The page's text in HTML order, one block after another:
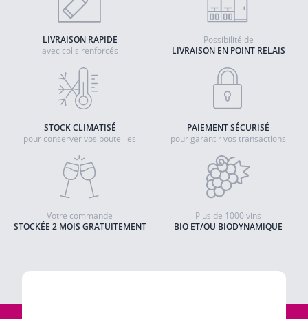
LIVRAISON RAPIDE
avec colis renforcés
LIVRAISON EN POINT RELAIS
Possibilité de
STOCK CLIMATISÉ
pour conserver vos bouteilles
PAIEMENT SÉCURISÉ
pour garantir vos transactions
STOCKÉE 2 MOIS GRATUITEMENT
Votre commande
BIO ET/OU BIODYNAMIQUE
Plus de 1000 vins